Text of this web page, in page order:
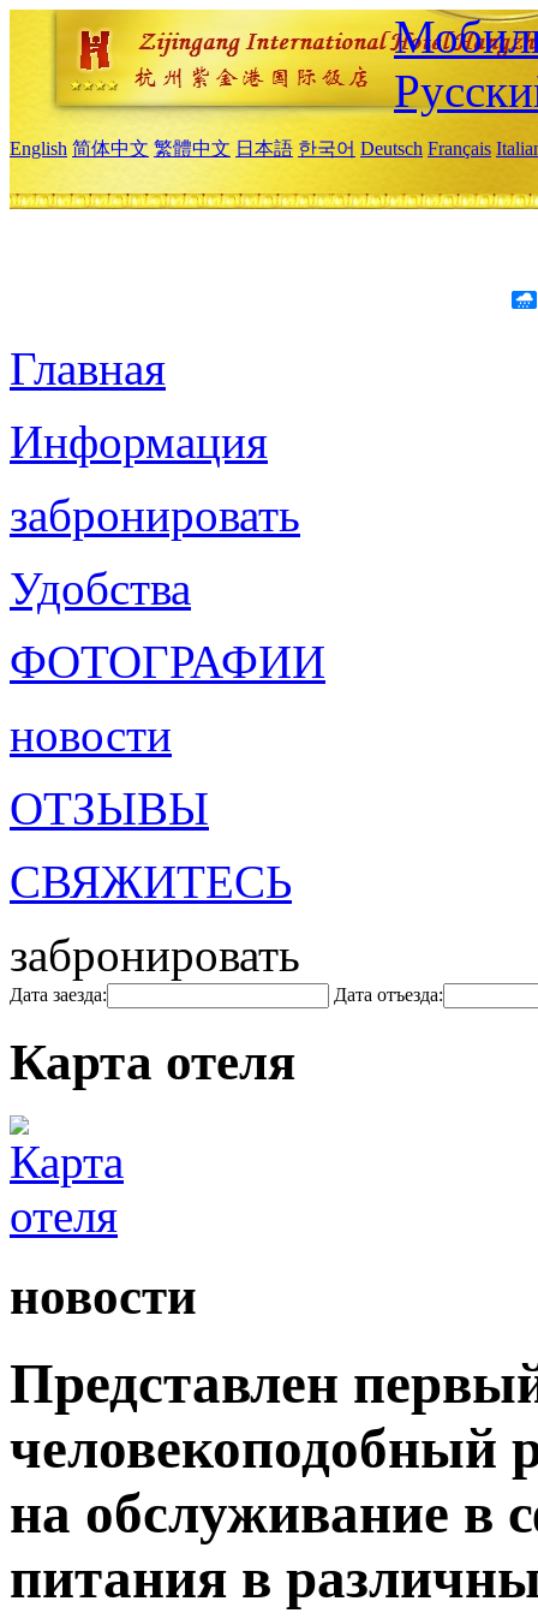
English 简体中文 繁體中文 日本語 한국어 Deutsch Français
Главная
Информация
забронировать
Удобства
ФОТОГРАФИИ
новости
ОТЗЫВЫ
СВЯЖИТЕСЬ
забронировать
Дата заезда: Дата отъезда:
Карта отеля
новости
Представлен
человекоподобный
на обслуживание в
питания в